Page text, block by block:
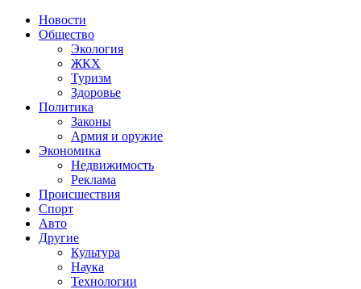
Новости
Общество
Экология
ЖКХ
Туризм
Здоровье
Политика
Законы
Армия и оружие
Экономика
Недвижимость
Реклама
Происшествия
Спорт
Авто
Другие
Культура
Наука
Технологии